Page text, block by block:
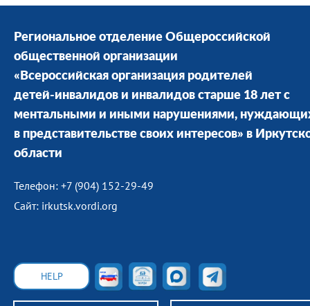
Региональное отделение Общероссийской
общественной организации
«Всероссийская организация родителей
детей-инвалидов и инвалидов старше 18 лет с
ментальными и иными нарушениями,
в представительстве своих интересов» в
области
Телефон: +7 (904) 152-29-49
Сайт: irkutsk.vordi.org
HELP